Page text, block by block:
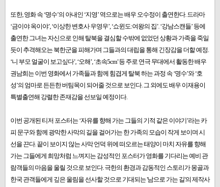
또한, 영화 속 ‘명수’의 아내인 ‘지영’ 역으로는 배우 오수정이 출연한다. 드라마
‘금이야 옥이야’, ‘이상한 변호사 우영우’, ‘쇼윈도:여왕의 집’. ‘강남스캔들’ 등에
출연한 그녀는 자신으로 인해 탈북을 결심할 수밖에 없었던 상황과 가족을 죽일
듯이 추격해오는 북한군을 피해가며 그들과의 대립을 통해 긴장감을 더할 예정.
‘니 부모 얼굴이 보고싶다’, ‘오해’, ‘초속5cm’ 등 주로 연극 무대에서 활동한 배우
권남희는 이번 영화에서 가족들과 함께 힘겹게 탈북 하는 과정 속 ‘명수’와 ‘호
성’의 엄마로 든든한 버팀목이 되어줄 것으로 보인다. 그 외에도 배우 이재용이
특별출연해 강렬한 존재감을 선보일 예정이다.
이번 공개된 티저 포스터는 ‘자유를 향해 가는 그들의 기적 같은 이야기’라는 카
피 문구와 함께 광막한 사막의 길을 걸어가는 한 가족의 모습이 작게 보이며 시
선을 끈다. 끝이 보이지 않는 사막 언덕 위에 떠오르는 태양이 마치 자유를 향해
가는 그들에게 희망처럼 느껴지는 감성적인 포스터가 영화를 기다리는 예비 관
람객들의 마음을 울릴 것으로 보인다. 극한의 환경과 감동적인 스토리가 몽골과
한국 관객들에게 깊은 울림을 선사할 것으로 기대되는 '남으로 가는 길'의 제작사